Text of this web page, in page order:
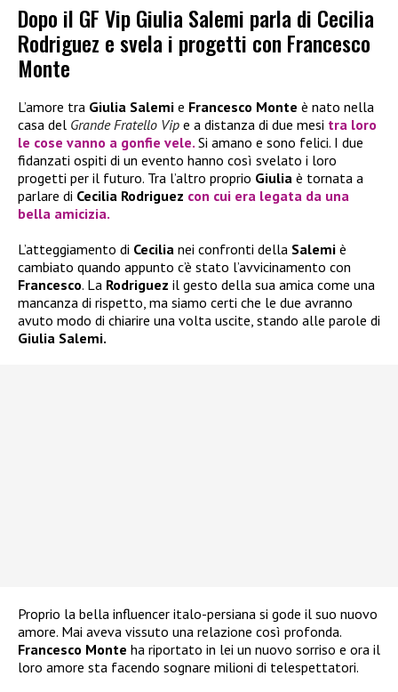
Dopo il GF Vip Giulia Salemi parla di Cecilia
Rodriguez e svela i progetti con Francesco
Monte
L’amore tra Giulia Salemi e Francesco Monte è nato nella
casa del Grande Fratello Vip e a distanza di due mesi tra loro
le cose vanno a gonfie vele. Si amano e sono felici. I due
fidanzati ospiti di un evento hanno così svelato i loro
progetti per il futuro. Tra l’altro proprio Giulia è tornata a
parlare di Cecilia Rodriguez con cui era legata da una
bella amicizia.
L’atteggiamento di Cecilia nei confronti della Salemi è
cambiato quando appunto c’è stato l’avvicinamento con
Francesco. La Rodriguez il gesto della sua amica come una
mancanza di rispetto, ma siamo certi che le due avranno
avuto modo di chiarire una volta uscite, stando alle parole di
Giulia Salemi.
Proprio la bella influencer italo-persiana si gode il suo nuovo
amore. Mai aveva vissuto una relazione così profonda.
Francesco Monte ha riportato in lei un nuovo sorriso e ora il
loro amore sta facendo sognare milioni di telespettatori.